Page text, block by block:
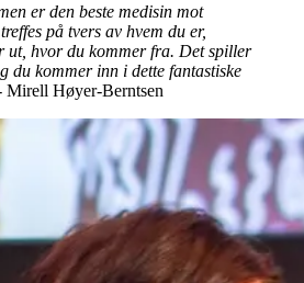
er den beste medisin mot
på tvers av hvem du er,
ut, hvor du kommer fra. Det spiller
du kommer inn i dette fantastiske
Mirell Høyer-Berntsen